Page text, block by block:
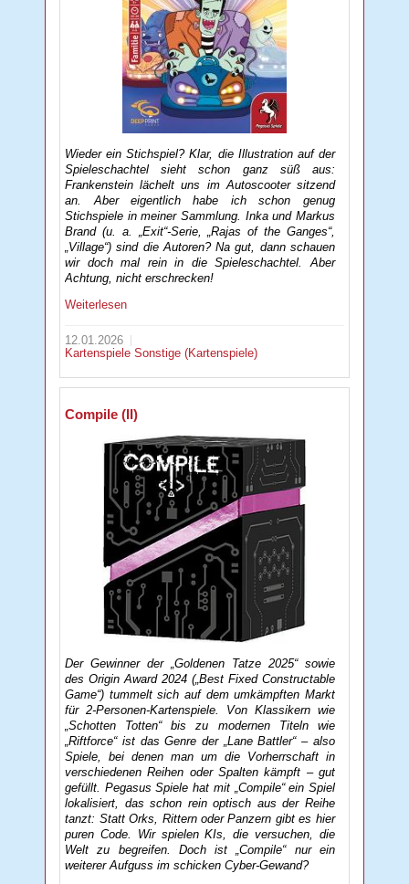
Wieder ein Stichspiel? Klar, die Illustration auf der
Spieleschachtel sieht schon ganz süß aus:
Frankenstein lächelt uns im Autoscooter sitzend
an. Aber eigentlich habe ich schon genug
Stichspiele in meiner Sammlung. Inka und Markus
Brand (u. a. „Exit“-Serie, „Rajas of the Ganges“,
„Village“) sind die Autoren? Na gut, dann schauen
wir doch mal rein in die Spieleschachtel. Aber
Achtung, nicht erschrecken!
Weiterlesen
12.01.2026
KartenspieleSonstige (Kartenspiele)
Compile (II)
Der Gewinner der „Goldenen Tatze 2025“ sowie
des Origin Award 2024 („Best Fixed Constructable
Game“) tummelt sich auf dem umkämpften Markt
für 2-Personen-Kartenspiele. Von Klassikern wie
„Schotten Totten“ bis zu modernen Titeln wie
„Riftforce“ ist das Genre der „Lane Battler“ – also
Spiele, bei denen man um die Vorherrschaft in
verschiedenen Reihen oder Spalten kämpft – gut
gefüllt. Pegasus Spiele hat mit „Compile“ ein Spiel
lokalisiert, das schon rein optisch aus der Reihe
tanzt: Statt Orks, Rittern oder Panzern gibt es hier
puren Code. Wir spielen KIs, die versuchen, die
Welt zu begreifen. Doch ist „Compile“ nur ein
weiterer Aufguss im schicken Cyber-Gewand?